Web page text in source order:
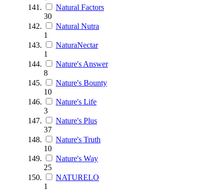
Natural Factors
30
Natural Nutra
1
NaturaNectar
1
Nature's Answer
8
Nature's Bounty
10
Nature's Life
3
Nature's Plus
37
Nature's Truth
10
Nature's Way
25
NATURELO
1